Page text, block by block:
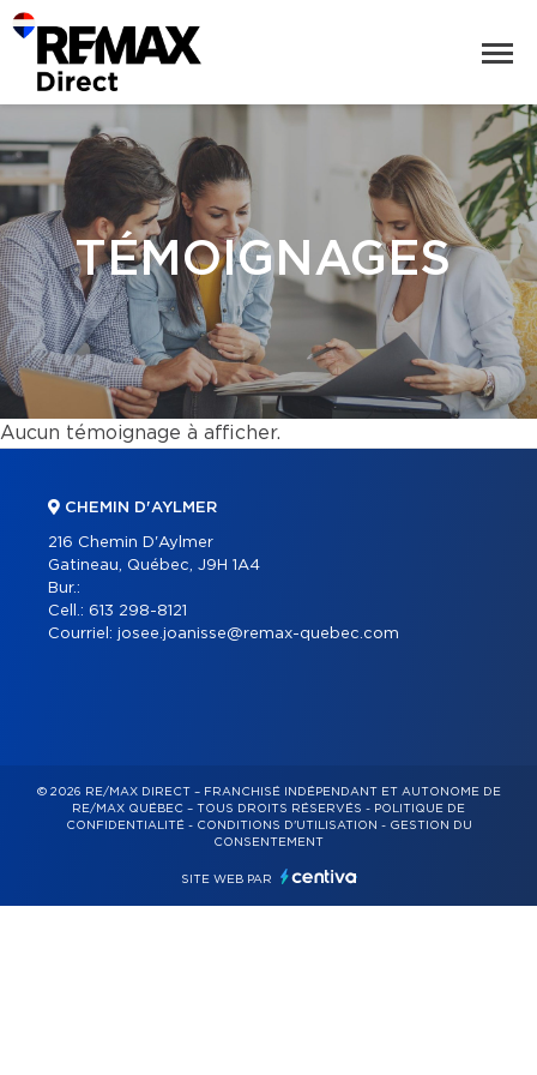
TÉMOIGNAGES
Aucun témoignage à afficher.
CHEMIN D'AYLMER
216 Chemin D'Aylmer
Gatineau, Québec, J9H 1A4
Bur.:
Cell.: 613 298-8121
Courriel: josee.joanisse@remax-quebec.com
© 2026 RE/MAX DIRECT – FRANCHISÉ INDÉPENDANT ET AUTONOME DE
RE/MAX QUÉBEC – TOUS DROITS RÉSERVÉS - POLITIQUE DE
CONFIDENTIALITÉ- CONDITIONS D'UTILISATION - GESTION DU
CONSENTEMENT
SITE WEB PAR